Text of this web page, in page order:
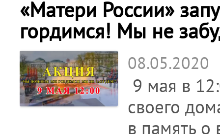
«Матери России»
гордимся! Мы не
08.05.2020
9 мая в
своего
в память о